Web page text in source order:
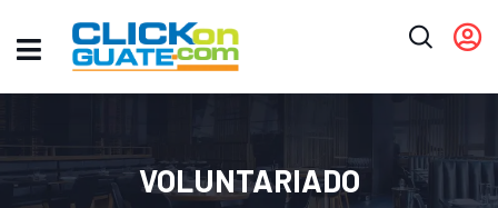
VOLUNTARIADO